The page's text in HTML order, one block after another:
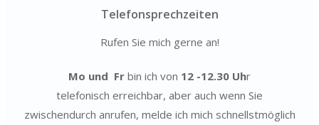
Telefonsprechzeiten
Rufen Sie mich gerne an!
Mo und Fr bin ich von 12 -12.30 Uhr
telefonisch erreichbar, aber auch wenn Sie
zwischendurch anrufen, melde ich mich schnellstmöglich